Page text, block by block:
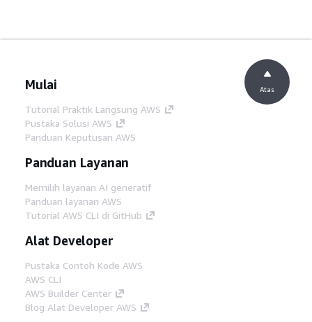
Mulai
Tutorial Praktik Langsung AWS
Pustaka Solusi AWS
Panduan Keputusan AWS
Panduan Layanan
Memilih layanan AI generatif
Panduan layanan AWS
Tutorial AWS CLI di GitHub
Alat Developer
Pustaka Contoh Kode AWS
AWS CLI
AWS Builder Center
Blog Alat Developer AWS
Atas